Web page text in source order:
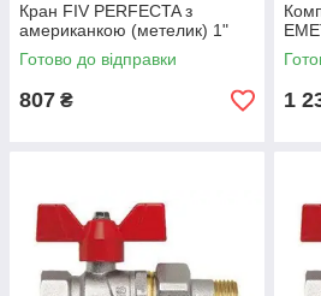
Кран FIV PERFECTA з
американкою (метелик) 1"
Готово до відправки
807 ₴ 1